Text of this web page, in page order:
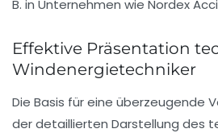
B. in Unternehmen wie Nordex
Effektive Präsentation
Windenergietechniker
Die Basis für eine überzeugende
der detaillierten Darstellung des